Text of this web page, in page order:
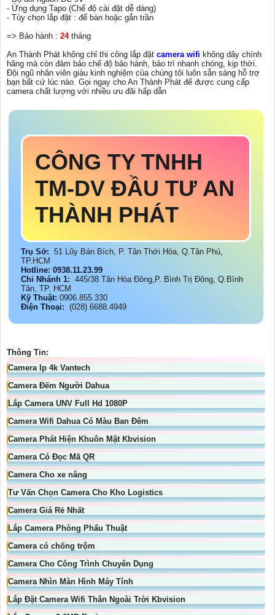
- Ứng dụng Tapo (Chế độ cài đặt dễ dàng)
- Tùy chọn lắp đặt : để bàn hoặc gắn trần
=> Bảo hành : 24tháng
An Thành Phát không chỉ thi công lắp đặt camera wifi không dây chính
hãng mà còn đảm bảo chế độ bảo hành, bảo trì nhanh chóng, kịp thời.
Đội ngũ nhân viên giàu kinh nghiệm của chúng tôi luôn sẵn sàng hỗ trợ
bạn bất cứ lúc nào. Gọi ngay cho An Thành Phát để được cung cấp
camera chất lượng với nhiều ưu đãi hấp dẫn
CÔNG TY TNHH
TM-DV ĐẦU TƯ AN
THÀNH PHÁT
Trụ Sở: 51 Lũy Bán Bích, P. Tân Thới Hòa, Q.Tân Phú,
TP.HCM
Hotline: 0938.11.23.99
Chi Nhánh 1: 445/38 Tân Hòa Đông,P. Bình Trị Đông, Q.Bình
Tân, TP. HCM
Kỹ Thuật: 0906.855.330
Điện Thoại: (028) 6688.4949
Thông Tin:
Camera Ip 4k Vantech
Camera Đếm Người Dahua
Lắp Camera UNV Full Hd 1080P
Camera Wifi Dahua Có Màu Ban Đêm
Camera Phát Hiện Khuôn Mặt Kbvision
Camera Có Đọc Mã QR
Camera Cho xe nâng
Tư Vấn Chọn Camera Cho Kho Logistics
Camera Giá Rẻ Nhất
Lắp Camera Phòng Phẩu Thuật
Camera có chống trộm
Camera Cho Công Trình Chuyên Dụng
Camera Nhìn Màn Hình Máy Tính
Lắp Đặt Camera Wifi Thân Ngoài Trời Kbvision